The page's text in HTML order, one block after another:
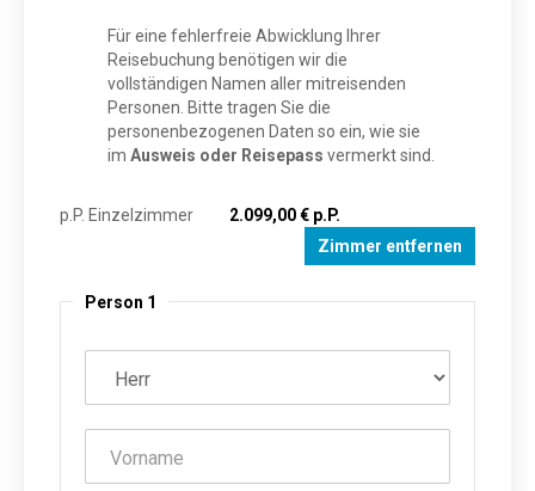
Für eine fehlerfreie Abwicklung Ihrer
Reisebuchung benötigen wir die
vollständigen Namen aller mitreisenden
Personen. Bitte tragen Sie die
personenbezogenen Daten so ein, wie sie
im Ausweis oder Reisepass vermerkt sind.
p.P. Einzelzimmer
2.099,00 € p.P.
Zimmer entfernen
Person 1